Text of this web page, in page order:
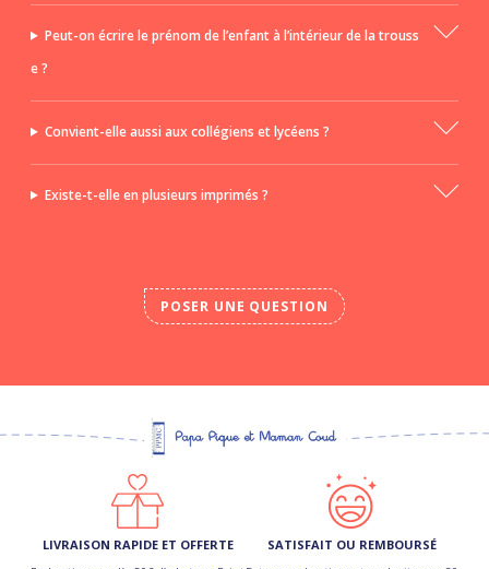
Peut-on écrire le prénom de l’enfant à l’intérieur de la trouss
e ?
Convient-elle aussi aux collégiens et lycéens ?
Existe-t-elle en plusieurs imprimés ?
POSER UNE QUESTION
LIVRAISON RAPIDE ET OFFERTE SATISFAIT OU REMBOURSÉ